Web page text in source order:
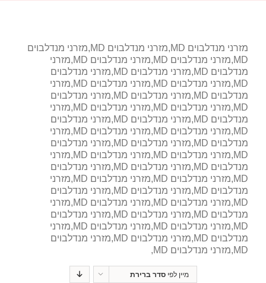
מזרני מנדלבוים MD,מזרני מנדלבוים MD,מזרני מנדלבוים
MD,מזרני מנדלבוים MD,מזרני מנדלבוים MD,מזרני
מנדלבוים MD,מזרני מנדלבוים MD,מזרני מנדלבוים
MD,מזרני מנדלבוים MD,מזרני מנדלבוים MD,מזרני
מנדלבוים MD,מזרני מנדלבוים MD,מזרני מנדלבוים
MD,מזרני מנדלבוים MD,מזרני מנדלבוים MD,מזרני
מנדלבוים MD,מזרני מנדלבוים MD,מזרני מנדלבוים
MD,מזרני מנדלבוים MD,מזרני מנדלבוים MD,מזרני
מנדלבוים MD,מזרני מנדלבוים MD,מזרני מנדלבוים
MD,מזרני מנדלבוים MD,מזרני מנדלבוים MD,מזרני
מנדלבוים MD,מזרני מנדלבוים MD,מזרני מנדלבוים
MD,מזרני מנדלבוים MD,מזרני מנדלבוים MD,מזרני
מנדלבוים MD,מזרני מנדלבוים MD,מזרני מנדלבוים
MD,מזרני מנדלבוים MD,מזרני מנדלבוים MD,מזרני
מנדלבוים MD,מזרני מנדלבוים MD,מזרני מנדלבוים
MD,מזרני מנדלבוים MD,מזרני מנדלבוים MD,מזרני
מנדלבוים MD,מזרני מנדלבוים MD,מזרני מנדלבוים
MD,מזרני מנדלבוים MD,
מיין לפיסדר ברירת